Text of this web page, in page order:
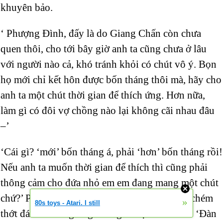
khuyên bảo.
‘ Phượng Đình, đấy là do Giang Chấn còn chưa
quen thôi, cho tới bây giờ anh ta cũng chưa ở lâu
với người nào cả, khó tránh khỏi có chút vô ý. Bọn
họ mới chỉ kết hôn được bốn tháng thôi mà, hãy cho
anh ta một chút thời gian để thích ứng. Hơn nữa,
làm gì có đôi vợ chồng nào lại không cãi nhau đâu
–’
‘Cái gì? ‘mới’ bốn tháng á, phải ‘hơn’ bốn tháng rồi!
Nếu anh ta muốn thời gian để thích thì cũng phải
thông cảm cho đứa nhỏ em em đang mang một chút
chứ?’ Phượng Đình mắng liên thanh, giận cá chém
thớt đánh cả sang ông chồng vô tội của mình. ‘Đàn
80s toys - Atari. I still »